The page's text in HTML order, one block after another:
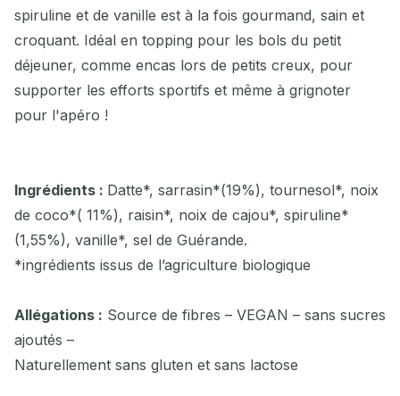
spiruline et de vanille est à la fois gourmand, sain et
croquant. Idéal en topping pour les bols du petit
déjeuner, comme encas lors de petits creux, pour
supporter les efforts sportifs et même à grignoter
pour l'apéro !
Ingrédients : Datte*, sarrasin*(19%), tournesol*, noix
de coco*( 11%), raisin*, noix de cajou*, spiruline*
(1,55%), vanille*, sel de Guérande.
*ingrédients issus de lʼagriculture biologique
Allégations : Source de fibres – VEGAN – sans sucres
ajoutés –
Naturellement sans gluten et sans lactose